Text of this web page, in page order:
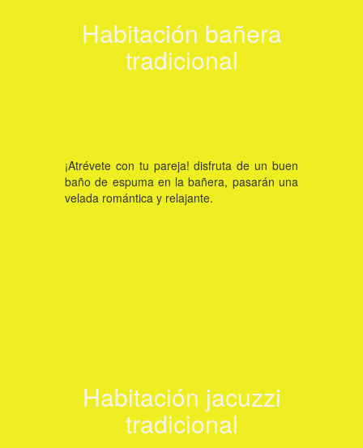
Habitación bañera
tradicional
Click aquí
¡Atrévete con tu pareja! disfruta de un buen
baño de espuma en la bañera, pasarán una
velada romántica y relajante.
Habitación jacuzzi
tradicional
Click aquí